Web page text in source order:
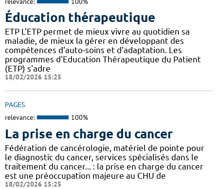
Éducation thérapeutique
ETP L'ETP permet de mieux vivre au quotidien sa
maladie, de mieux la gérer en développant des
compétences d'auto-soins et d'adaptation. Les
programmes d'Education Thérapeutique du Patient
(ETP) s'adre
18/02/2026 15:25
PAGES
relevance: 100%
La prise en charge du cancer
Fédération de cancérologie, matériel de pointe pour
le diagnostic du cancer, services spécialisés dans le
traitement du cancer... : la prise en charge du cancer
est une préoccupation majeure au CHU de
18/02/2026 15:25